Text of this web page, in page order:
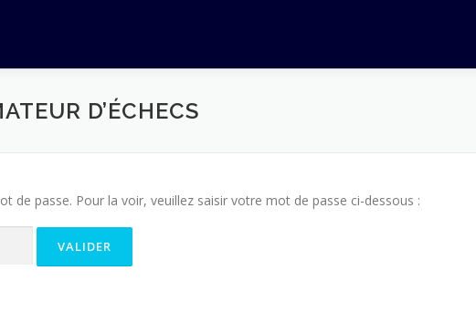
D’ÉCHECS
de passe. Pour la voir, veuillez saisir votre mot de passe ci-dessous :